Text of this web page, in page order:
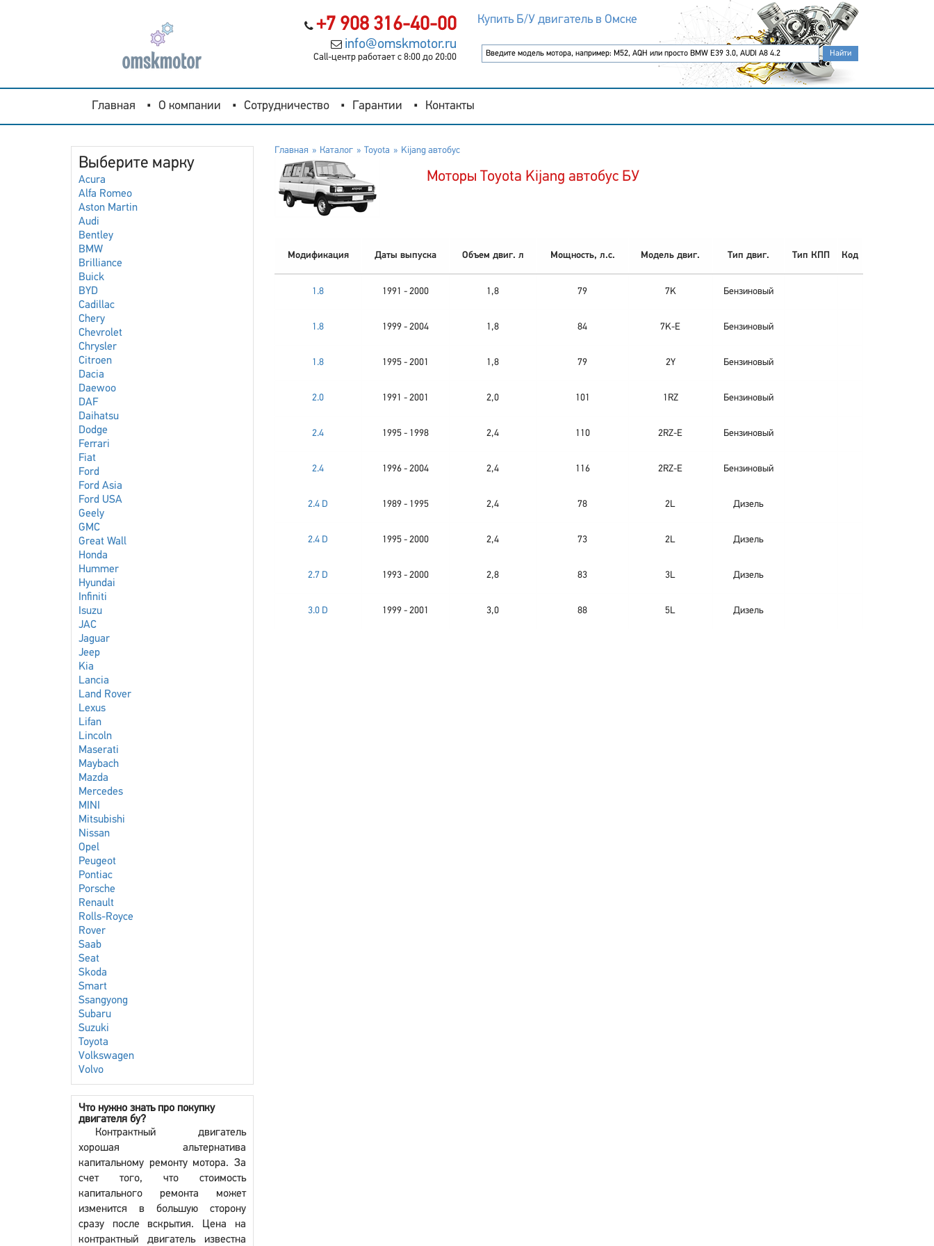
+7 908 316-40-00
info@omskmotor.ru
Call-центр работает с 8:00 до 20:00
Купить Б/У двигатель в Омске
Главная О компании Сотрудничество Гарантии Контакты
Выберите марку
Acura
Alfa Romeo
Aston Martin
Audi
Bentley
BMW
Brilliance
Buick
BYD
Cadillac
Chery
Chevrolet
Chrysler
Citroen
Dacia
Daewoo
DAF
Daihatsu
Dodge
Ferrari
Fiat
Ford
Ford Asia
Ford USA
Geely
GMC
Great Wall
Honda
Hummer
Hyundai
Infiniti
Isuzu
JAC
Jaguar
Jeep
Kia
Lancia
Land Rover
Lexus
Lifan
Lincoln
Maserati
Maybach
Mazda
Mercedes
MINI
Mitsubishi
Nissan
Opel
Peugeot
Pontiac
Porsche
Renault
Rolls-Royce
Rover
Saab
Seat
Skoda
Smart
Ssangyong
Subaru
Suzuki
Toyota
Volkswagen
Volvo
Что нужно знать про покупку
двигателя бу?
Контрактный двигатель
хорошая альтернатива
капитальному ремонту мотора. За
счет того, что стоимость
капитального ремонта может
изменится в большую сторону
сразу после вскрытия. Цена на
контрактный двигатель известна
Главная Каталог Toyota Kijang автобус
Моторы Toyota Kijang автобус БУ
Модификация Даты выпуска Объем двиг. л Мощность, л.с. Модель двиг. Тип двиг. Тип КПП Код
1.8 1991 - 2000 1,8 79 7K Бензиновый
1.8 1999 - 2004 1,8 84 7K-E Бензиновый
1.8 1995 - 2001 1,8 79 2Y Бензиновый
2.0 1991 - 2001 2,0 101 1RZ Бензиновый
2.4 1995 - 1998 2,4 110 2RZ-E Бензиновый
2.4 1996 - 2004 2,4 116 2RZ-E Бензиновый
2.4 D 1989 - 1995 2,4 78 2L Дизель
2.4 D 1995 - 2000 2,4 73 2L Дизель
2.7 D 1993 - 2000 2,8 83 3L Дизель
3.0 D 1999 - 2001 3,0 88 5L Дизель